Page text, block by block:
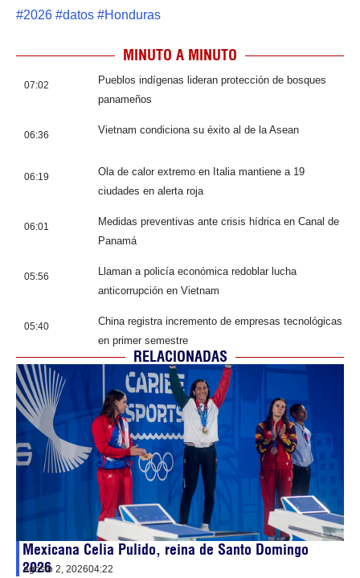
#2026 #datos #Honduras
MINUTO A MINUTO
07:02
Pueblos indígenas lideran protección de bosques
panameños
06:36 Vietnam condiciona su éxito al de la Asean
06:19
Ola de calor extremo en Italia mantiene a 19
ciudades en alerta roja
06:01
Medidas preventivas ante crisis hídrica en Canal de
Panamá
05:56
Llaman a policía económica redoblar lucha
anticorrupción en Vietnam
05:40
China registra incremento de empresas tecnológicas
en primer semestre
RELACIONADAS
Mexicana Celia Pulido, reina de Santo Domingo
2026
agosto 2, 202604:22